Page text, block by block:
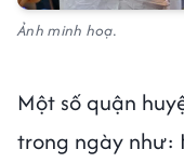
Ảnh minh hoạ.
Một số quận
trong ngày như: